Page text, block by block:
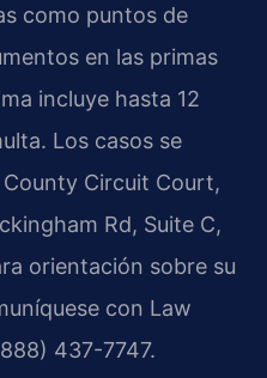
como puntos de
en las primas
incluye hasta 12
Los casos se
Circuit Court,
Rd, Suite C,
orientación sobre su
con Law
437-7747.